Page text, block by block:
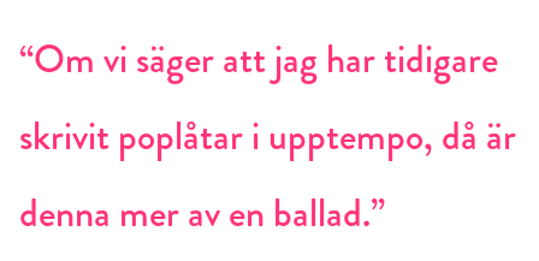
“Om vi säger att jag har tidigare
skrivit poplåtar i upptempo, då är
denna mer av en ballad.”